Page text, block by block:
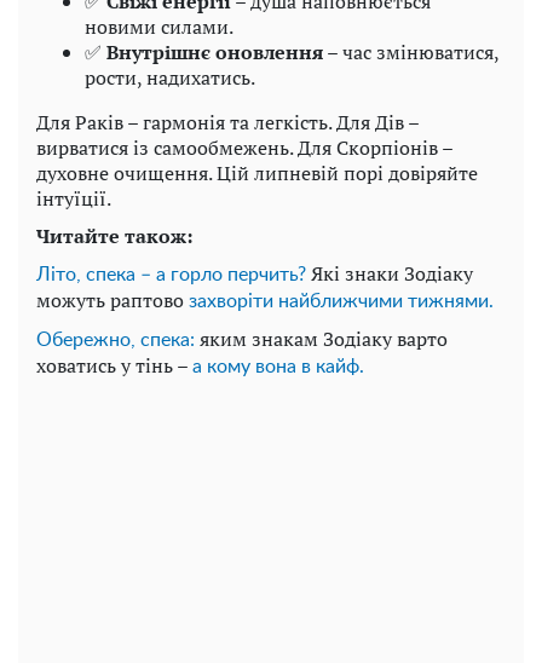
новими силами.
✅ Внутрішнє оновлення– час змінюватися,
рости, надихатись.
Для Раків – гармонія та легкість. Для Дів –
вирватися із самообмежень. Для Скорпіонів –
духовне очищення. Цій липневій порі довіряйте
інтуїції.
Читайте також:
Літо, спека – а горло перчить? Які знаки Зодіаку
можуть раптово захворіти найближчими тижнями.
Обережно, спека: яким знакам Зодіаку варто
ховатись у тінь – а кому вона в кайф.